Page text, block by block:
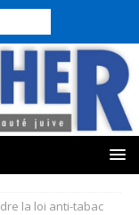
escort bayanlar
numara sıcak sex
numaraları
ucuz
la loi anti-tabac